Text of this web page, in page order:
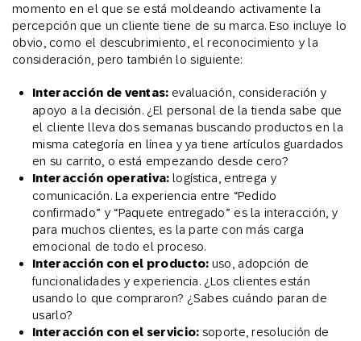
momento en el que se está moldeando activamente la
percepción que un cliente tiene de su marca. Eso incluye lo
obvio, como el descubrimiento, el reconocimiento y la
consideración, pero también lo siguiente:
Interacción de ventas: evaluación, consideración y
apoyo a la decisión. ¿El personal de la tienda sabe que
el cliente lleva dos semanas buscando productos en la
misma categoría en línea y ya tiene artículos guardados
en su carrito, o está empezando desde cero?
Interacción operativa: logística, entrega y
comunicación. La experiencia entre “Pedido
confirmado” y “Paquete entregado” es la interacción, y
para muchos clientes, es la parte con más carga
emocional de todo el proceso.
Interacción con el producto: uso, adopción de
funcionalidades y experiencia. ¿Los clientes están
usando lo que compraron? ¿Sabes cuándo paran de
usarlo?
Interacción con el servicio: soporte, resolución de